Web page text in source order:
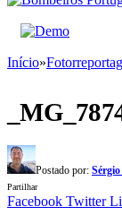
Início»
Postado por:
Partilhar
Facebook Twitter